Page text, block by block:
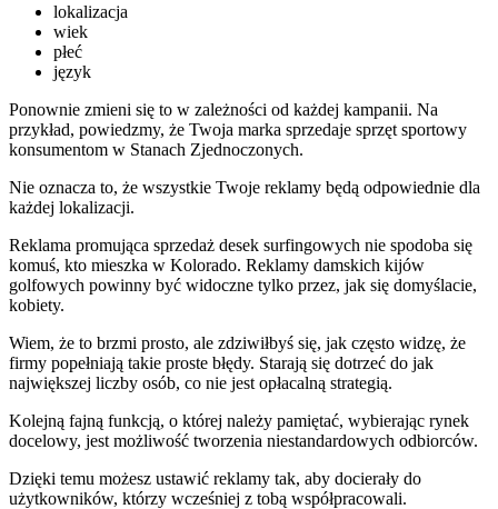
lokalizacja
wiek
płeć
język
Ponownie zmieni się to w zależności od każdej kampanii. Na
przykład, powiedzmy, że Twoja marka sprzedaje sprzęt sportowy
konsumentom w Stanach Zjednoczonych.
Nie oznacza to, że wszystkie Twoje reklamy będą odpowiednie dla
każdej lokalizacji.
Reklama promująca sprzedaż desek surfingowych nie spodoba się
komuś, kto mieszka w Kolorado. Reklamy damskich kijów
golfowych powinny być widoczne tylko przez, jak się domyślacie,
kobiety.
Wiem, że to brzmi prosto, ale zdziwiłbyś się, jak często widzę, że
firmy popełniają takie proste błędy. Starają się dotrzeć do jak
największej liczby osób, co nie jest opłacalną strategią.
Kolejną fajną funkcją, o której należy pamiętać, wybierając rynek
docelowy, jest możliwość tworzenia niestandardowych odbiorców.
Dzięki temu możesz ustawić reklamy tak, aby docierały do
użytkowników, którzy wcześniej z tobą współpracowali.